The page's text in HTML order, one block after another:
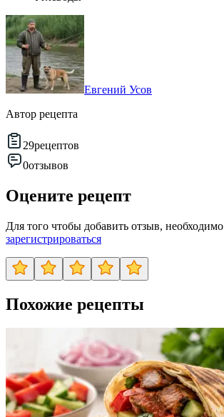
Евгений Усов
Автор рецепта
29рецептов
0отзывов
Оцените рецепт
Для того чтобы добавить отзыв, необходимо
зарегистрироваться
Похожие рецепты